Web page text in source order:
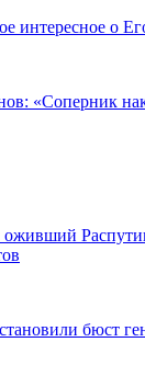
интересное о
«Соперник
бюст